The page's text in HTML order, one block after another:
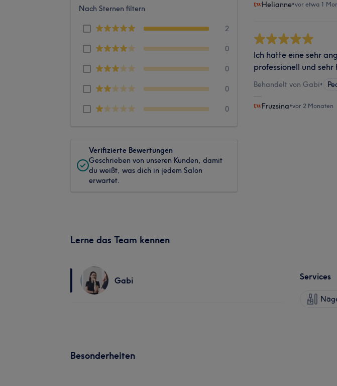
Nach Sternen filtern
2
0
0
0
0
Verifizierte Bewertungen
Geschrieben von unseren Kunden, damit
du weißt, was dich in jedem Salon
erwartet.
Helianne•vor etwa 1
Ich hatte eine sehr
professionell und sehr
Behandelt von Gabi•
Fruzsina•vor 2 Monaten
Lerne das Team kennen
Gabi Services
Besonderheiten